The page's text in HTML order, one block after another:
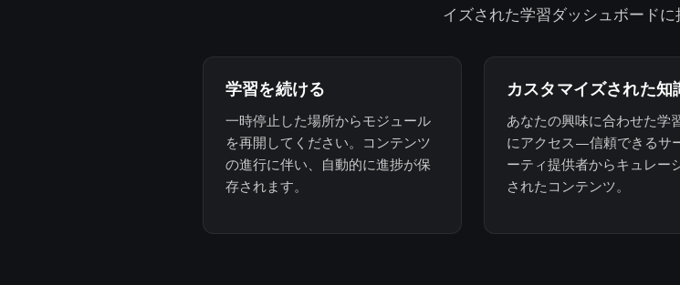
イズされた学習ダッシュボードに
学習を続ける
一時停止した場所からモジュール
を再開してください。コンテンツ
の進行に伴い、自動的に進捗が保
存されます。
カスタマイズされた知
あなたの興味に合わせた学
にアクセス—信頼できるサ
ーティ提供者からキュレー
されたコンテンツ。